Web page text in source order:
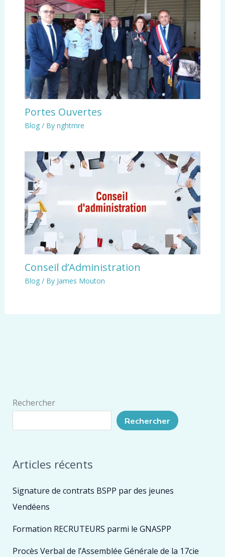
Portes Ouvertes
Blog/ By nghtmre
Conseil d’Administration
Blog/ By James Mouton
Rechercher
Rechercher
Articles récents
Signature de contrats BSPP par des jeunes
Vendéens
Formation RECRUTEURS parmi le GNASPP
Procès Verbal de l’Assemblée Générale de la 17cie